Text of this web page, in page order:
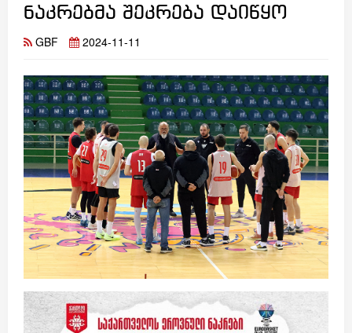
ნაკრებმა შეკრება დაიწყო
GBF 2024-11-11